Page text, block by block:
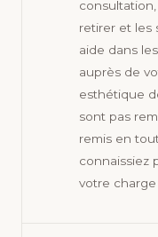
retirer et les
aide dans
auprès de
esthétique
sont pas
remis en
connaissiez
votre